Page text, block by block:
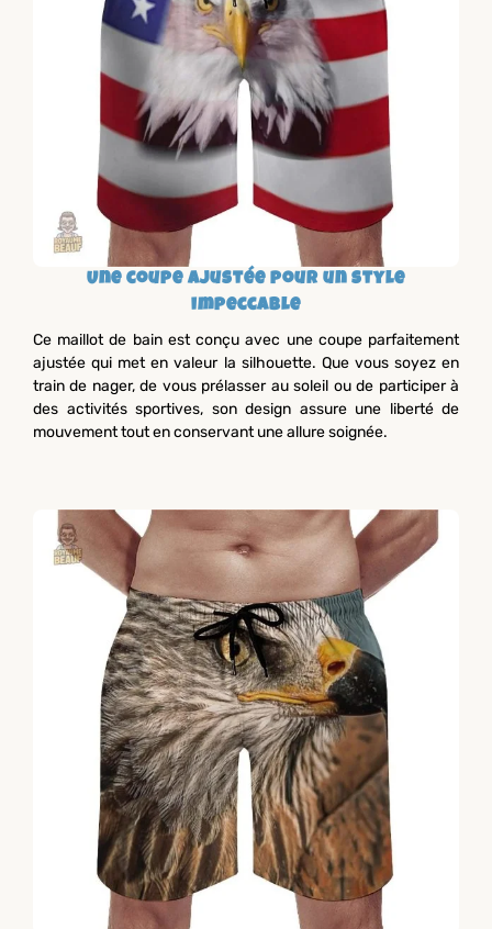
Une coupe ajustée pour un style
impeccable
Ce maillot de bain est conçu avec une coupe parfaitement
ajustée qui met en valeur la silhouette. Que vous soyez en
train de nager, de vous prélasser au soleil ou de participer à
des activités sportives, son design assure une liberté de
mouvement tout en conservant une allure soignée.